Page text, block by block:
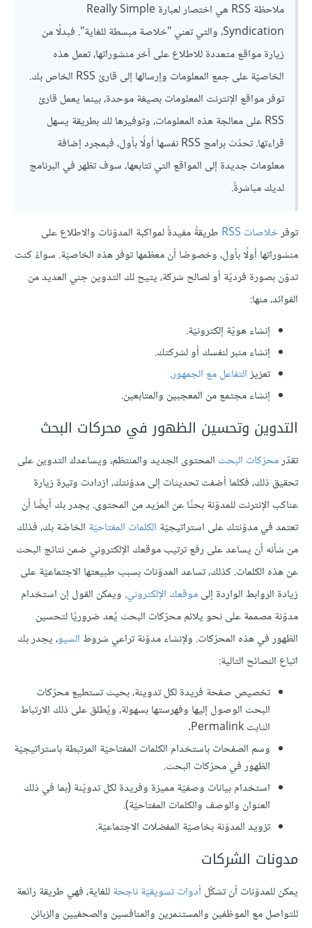
ملاحظة RSS هي اختصار لعبارة Really Simple
Syndication، والتي تعني "خلاصة مبسطة للغاية". فبدلًا من
زيارة مواقع متعددة للاطلاع على آخر منشوراتها، تعمل هذه
الخاصيّة على جمع المعلومات وإرسالها إلى قارئ RSS الخاص بك.
توفر مواقع الإنترنت المعلومات بصيغة موحدة، بينما يعمل قارئ
RSS على معالجة هذه المعلومات، وتوفيرها لك بطريقة يسهل
قراءتها. تحدّث برامج RSS نفسها أولًا بأول، فبمجرد إضافة
معلومات جديدة إلى المواقع التي تتابعها، سوف تظهر في البرنامج
لديك مباشرةً.
توفرخلاصات RSS
طريقةً مفيدةً لمواكبة المدوّنات والاطلاع على
منشوراتها أولًا بأول، وخصوصًا أن معظمها توفر هذه الخاصيّة. سواءً كنت
تدوّن بصورة فرديّة أو لصالح شركة، يتيح لك التدوين جني العديد من
الفوائد، منها:
إنشاء هويّة إلكترونيّة.
إنشاء منبر لنفسك أو لشركتك.
تعزيزالتفاعل مع الجمهور.
إنشاء مجتمع من المعجبين والمتابعين.
التدوين وتحسين الظهور في محركات البحث
تقدّرمحرّكات البحث المحتوى الجديد والمنتظم، ويساعدك التدوين على
تحقيق ذلك، فكلما أضفت تحديثات إلى مدوّنتك، ازدادت وتيرة زيارة
عناكب الإنترنت للمدوّنة بحثًا عن المزيد من المحتوى. يجدر بك أيضًا أن
تعتمد في مدوّنتك على استراتيجيّة الكلمات المفتاحيّة الخاصّة بك، فذلك
من شأنه أن يساعد على رفع ترتيب موقعك الإلكتروني ضمن نتائج البحث
عن هذه الكلمات. كذلك، تساعد المدوّنات بسبب طبيعتها الاجتماعيّة على
زيادة الروابط الواردة إلىموقعك الإلكتروني. ويمكن القول إن استخدام
مدوّنة مصممة على نحو يلائم محرّكات البحث يُعد ضروريًا لتحسين
الظهور في هذه المحرّكات. ولإنشاء مدوّنة تراعي شروطالسيو، يجدر بك
اتباع النصائح التالية:
تخصيص صفحة فريدة لكل تدوينة، بحيث تستطيع محرّكات
البحث الوصول إليها وفهرستها بسهولة، ويُطلق على ذلك الارتباط
الثابت Permalink.
وسم الصفحات باستخدام الكلمات المفتاحيّة المرتبطة باستراتيجيّة
الظهور في محرّكات البحث.
استخدام بيانات وصفيّة مميزة وفريدة لكل تدويّنة (بما في ذلك
العنوان والوصف والكلمات المفتاحيّة).
تزويد المدوّنة بخاصيّة المفضلات الاجتماعيّة.
مدونات الشركات
يمكن للمدوّنات أن تشكّل أدوات تسويقيّة ناجحةللغاية، فهي طريقة رائعة
للتواصل مع الموظفين والمستثمرين والمنافسين والصحفيين والزبائن